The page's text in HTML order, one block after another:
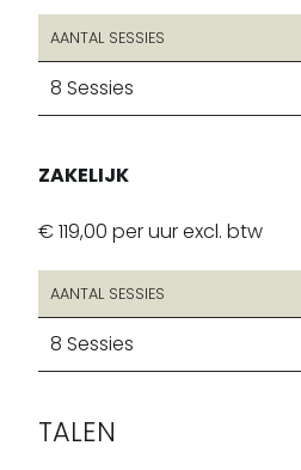
AANTAL SESSIES
8 Sessies
ZAKELIJK
€ 119,00 per uur excl. btw
AANTAL SESSIES
8 Sessies
TALEN